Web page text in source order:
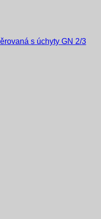
s úchyty GN 2/3